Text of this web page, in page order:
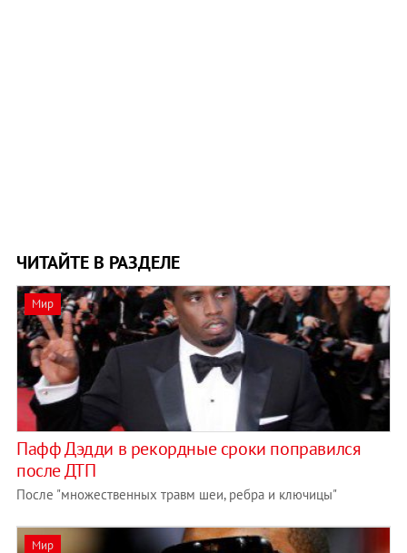
ЧИТАЙТЕ В РАЗДЕЛЕ
Мир
Пафф Дэдди в рекордные сроки поправился
после ДТП
После "множественных травм шеи, ребра и ключицы"
Мир